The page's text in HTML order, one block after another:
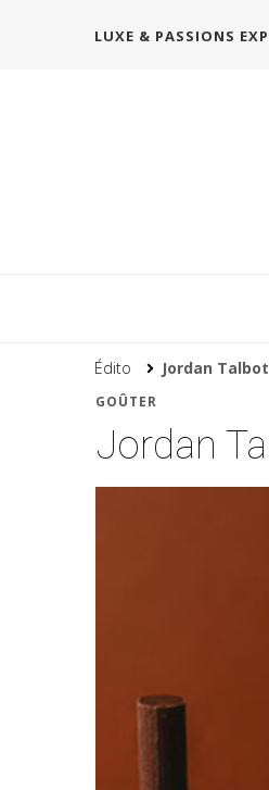
LUXE & PASSIONS
Édito Jordan
GOÛTER
Jordan